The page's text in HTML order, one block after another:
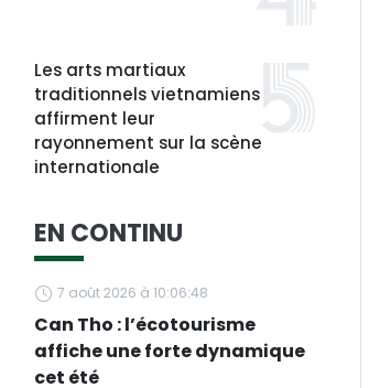
Les arts martiaux
traditionnels vietnamiens
affirment leur
rayonnement sur la scène
internationale
EN CONTINU
7 août 2026 à 10:06:48
Can Tho : l’écotourisme
affiche une forte dynamique
cet été